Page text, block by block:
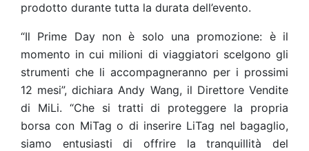
prodotto durante tutta la durata dell’evento.
“Il Prime Day non è solo una promozione: è il
momento in cui milioni di viaggiatori scelgono gli
strumenti che li accompagneranno per i prossimi
12 mesi”, dichiara Andy Wang, il Direttore Vendite
di MiLi. “Che si tratti di proteggere la propria
borsa con MiTag o di inserire LiTag nel bagaglio,
siamo entusiasti di offrire la tranquillità del